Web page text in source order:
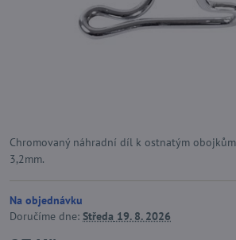
Chromovaný náhradní díl k ostnatým
3,2mm.
Na objednávku
Doručíme dne: Středa 19. 8. 2026